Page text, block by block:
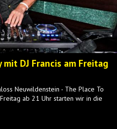
DJ Francis am Freitag
Neuwildenstein - The Place To
ab 21 Uhr starten wir in die